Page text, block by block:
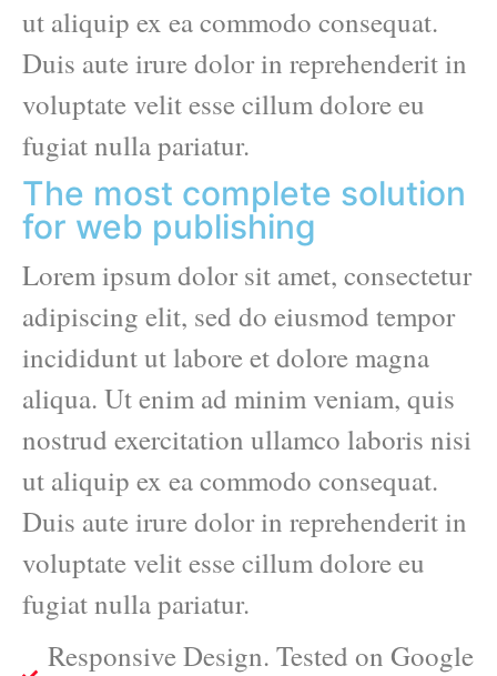
ut aliquip ex ea commodo consequat.
Duis aute irure dolor in reprehenderit in
voluptate velit esse cillum dolore eu
fugiat nulla pariatur.
The most complete solution
for web publishing
Lorem ipsum dolor sit amet, consectetur
adipiscing elit, sed do eiusmod tempor
incididunt ut labore et dolore magna
aliqua. Ut enim ad minim veniam, quis
nostrud exercitation ullamco laboris nisi
ut aliquip ex ea commodo consequat.
Duis aute irure dolor in reprehenderit in
voluptate velit esse cillum dolore eu
fugiat nulla pariatur.
Responsive Design. Tested on Google